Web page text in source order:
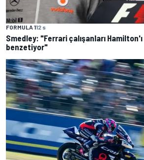
FORMULA 112 s
Smedley: "Ferrari çalışanları
benzetiyor"